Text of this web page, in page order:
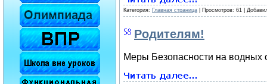
Категория: Главная страница | Просмотров: 61 |
Родителям!
Меры Безопасности на водных